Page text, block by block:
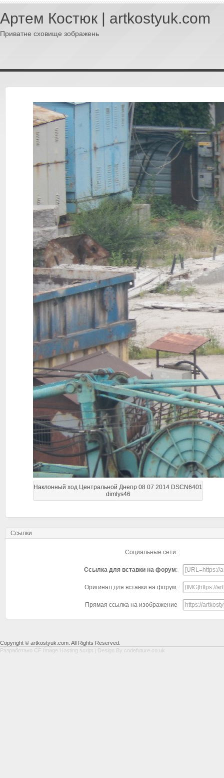
Артем Костюк | artkostyuk.com
Приватне сховище зображень
Наклонный ход Центральной Днепр 08 07 2014 DSCN6401
dimlys46
Ссылки
Социальные сети:
Ссылка для вставки на форум:
Оригинал для вставки на форум:
Прямая ссылка на изображение
Copyright © artkostyuk.com. All Rights Reserved.
Разработано CF Image Hosting script | Design By codefuture.co.uk